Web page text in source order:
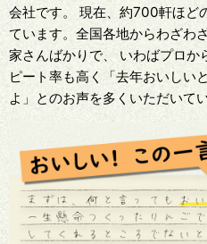
会社です。 現在、約700軒ほど
ています。全国各地からわざわ
家さんばかりで、 いわばプロか
ピート率も高く「去年おいしい
よ」とのお声を多くいただいてい